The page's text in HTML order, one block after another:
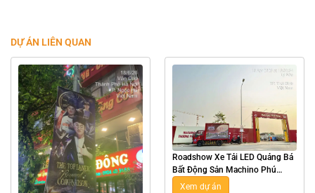
DỰ ÁN LIÊN QUAN
Roadshow Xe Tải LED Quảng Bá
Bất Động Sản Machino Phú
Xuân Tại Thái Bình
Xem dự án